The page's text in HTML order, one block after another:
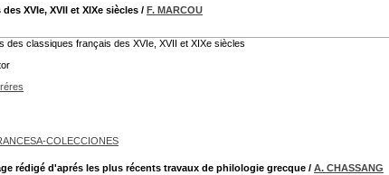
XVIe, XVII et XIXe siècles / F. MARCOU
des classiques français des XVIe, XVII et XIXe siècles
COLECCIONES
rédigé d'aprés les plus récents travaux de philologie grecque / A. CHASSANG